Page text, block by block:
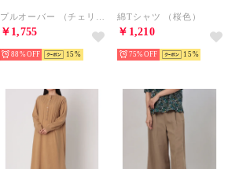
￥1,755
88% 15
綿Tシャツ （桜色）
￥1,210
75% 15